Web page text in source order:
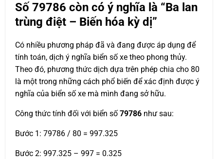
Số 79786 còn có ý nghĩa là “Ba lan
trùng điệt – Biến hóa kỳ dị”
Có nhiều phương pháp đã và đang được áp dụng để
tính toán, dịch ý nghĩa biển số xe theo phong thủy.
Theo đó, phương thức dịch dựa trên phép chia cho 80
là một trong những cách phổ biến để xác định được ý
nghĩa của biển số xe mà mình đang sở hữu.
Công thức tính đối với biển số79786 như sau:
Bước 1: 79786 / 80 = 997.325
Bước 2: 997.325 – 997 = 0.325